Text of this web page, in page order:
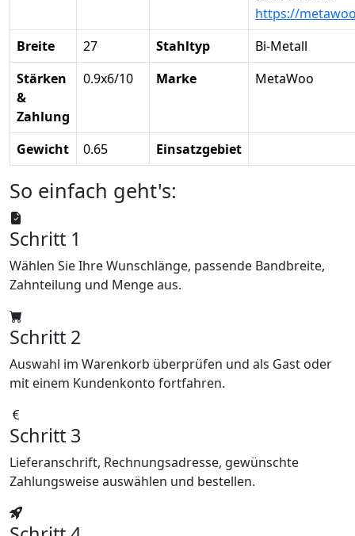
https://
Breite
27 Stahltyp
Bi-Metall
Stärken
&
Zahlung
0.9x6/10 Marke MetaWoo
Gewicht 0.65 Einsatzgebiet
So einfach geht's:
Schritt 1
Wählen Sie Ihre Wunschlänge, passende Bandbreite,
Zahnteilung und Menge aus.
Schritt 2
Auswahl im Warenkorb überprüfen und als Gast oder
mit einem Kundenkonto fortfahren.
Schritt 3
Lieferanschrift, Rechnungsadresse, gewünschte
Zahlungsweise auswählen und bestellen.